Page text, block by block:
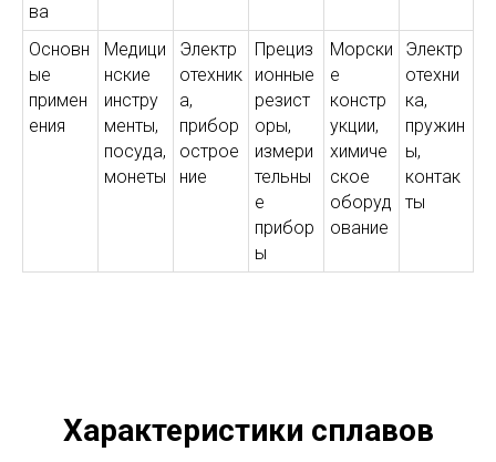
ва
Основн
ые
примен
ения
Медици
нские
инстру
менты,
посуда,
монеты
Электр
отехник
а,
прибор
острое
ние
Прециз
ионные
резист
оры,
измери
тельны
е
прибор
ы
Морски
е
констр
укции,
химиче
ское
оборуд
ование
Электр
отехни
ка,
пружин
ы,
контак
ты
Характеристики сплавов